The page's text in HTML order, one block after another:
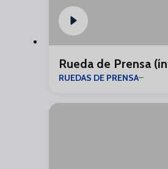
Rueda de Prensa
RUEDAS DE PRENSA